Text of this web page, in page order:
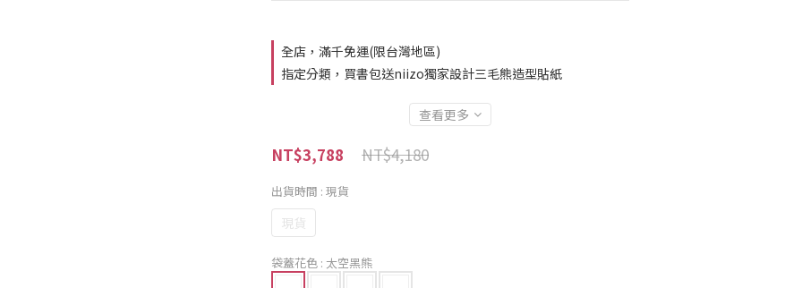
全店，滿千免運(限台灣地區)
指定分類，買書包送niizo獨家設計三毛熊造型貼紙
查看更多
NT$4,180
NT$3,788
出貨時間 : 現貨
現貨
袋蓋花色 : 太空黑熊